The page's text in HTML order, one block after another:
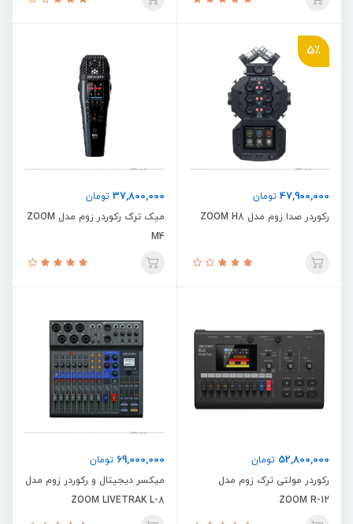
5٪
47,900,000 تومان
رکوردر صدا زوم مدل ZOOM H8
37,800,000 تومان
میک‌ ترک ر​​​​​کوردر زوم مدل ZOOM
M4
52,800,000 تومان
رکوردر مولتی ترک زوم مدل
ZOOM R-12
69,000,000 تومان
میکسر دیجیتال و رکوردر زوم مدل
ZOOM LIVETRAK L-8